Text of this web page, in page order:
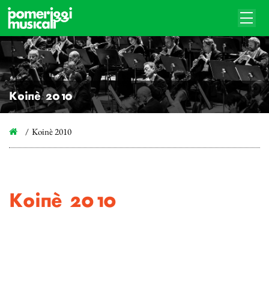
Koinè 2010
Koinè 2010
Koinè 2010